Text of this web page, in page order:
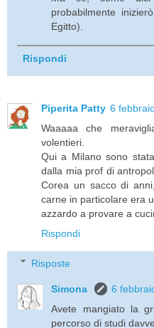
probabilmente
Egitto).
Rispondi
Piperita Patty 6
Waaaaa che
volentieri.
Qui a Milano sono
dalla mia prof di
Corea un sacco di
carne in particolare era
azzardo a provare a
Rispondi
Risposte
Simona
6
Avete mangiato la
percorso di studi